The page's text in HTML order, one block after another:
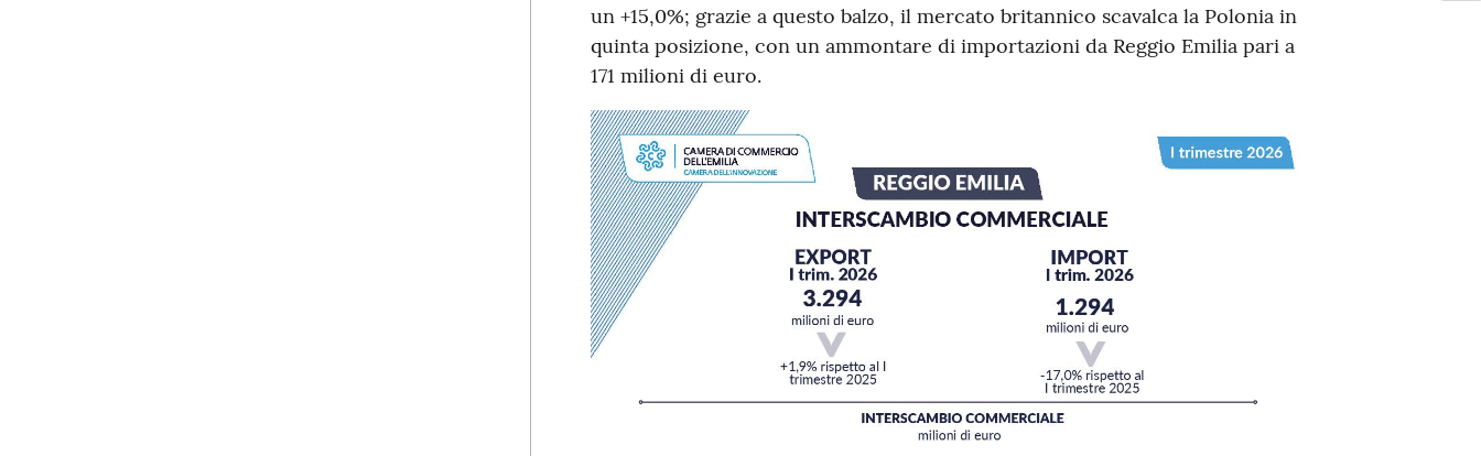
un +15,0%; grazie a questo balzo, il mercato britannico scavalca la Polonia in
quinta posizione, con un ammontare di importazioni da Reggio Emilia pari a
171 milioni di euro.